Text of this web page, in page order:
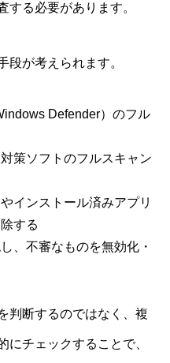
する必要があります。
段が考えられます。
Defender）のフル
策ソフトのフルスキャン
インストール済みアプリ
する
、不審なものを無効化・
判断するのではなく、複
にチェックすることで、